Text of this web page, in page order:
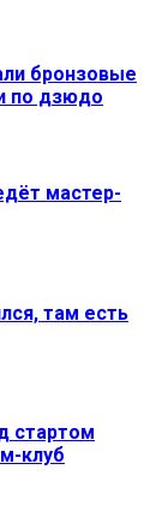
бронзовые
по дзюдо
мастер-
там есть
стартом
клуб